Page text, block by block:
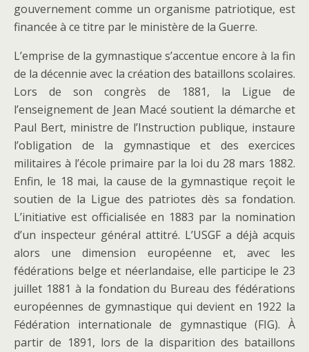
gouvernement comme un organisme patriotique, est
financée à ce titre par le ministère de la Guerre.
L’emprise de la gymnastique s’accentue encore à la fin
de la décennie avec la création des bataillons scolaires.
Lors de son congrès de 1881, la Ligue de
l’enseignement de Jean Macé soutient la démarche et
Paul Bert, ministre de l’Instruction publique, instaure
l’obligation de la gymnastique et des exercices
militaires à l’école primaire par la loi du 28 mars 1882.
Enfin, le 18 mai, la cause de la gymnastique reçoit le
soutien de la Ligue des patriotes dès sa fondation.
L’initiative est officialisée en 1883 par la nomination
d’un inspecteur général attitré. L’USGF a déjà acquis
alors une dimension européenne et, avec les
fédérations belge et néerlandaise, elle participe le 23
juillet 1881 à la fondation du Bureau des fédérations
européennes de gymnastique qui devient en 1922 la
Fédération internationale de gymnastique (FIG). À
partir de 1891, lors de la disparition des bataillons